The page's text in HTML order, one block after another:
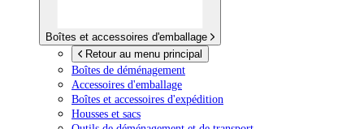
Boîtes et accessoires d'emballage
Retour au menu principal
Boîtes de déménagement
Accessoires d'emballage
Boîtes et accessoires d'expédition
Housses et sacs